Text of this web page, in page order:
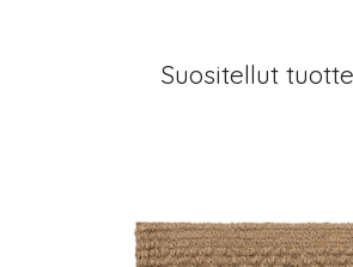
Suositellut